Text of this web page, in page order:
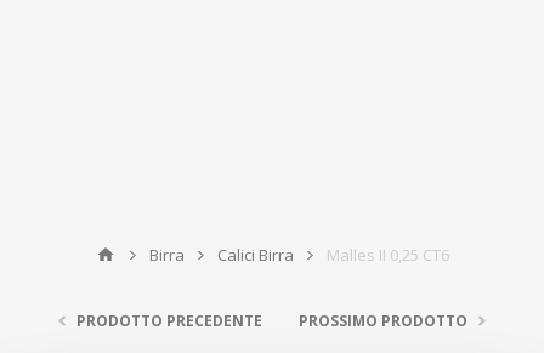
Birra Calici Birra Malles II 0,25 CT6
PRODOTTO PRECEDENTE PROSSIMO PRODOTTO